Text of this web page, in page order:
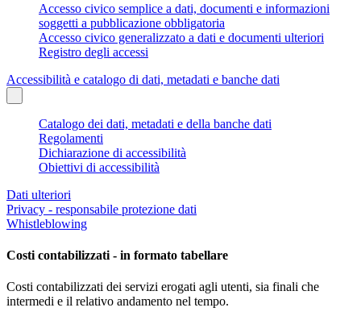
Accesso civico semplice a dati, documenti e informazioni
soggetti a pubblicazione obbligatoria
Accesso civico generalizzato a dati e documenti ulteriori
Registro degli accessi
Accessibilità e catalogo di dati, metadati e banche dati
Catalogo dei dati, metadati e della banche dati
Regolamenti
Dichiarazione di accessibilità
Obiettivi di accessibilità
Dati ulteriori
Privacy - responsabile protezione dati
Whistleblowing
Costi contabilizzati - in formato tabellare
Costi contabilizzati dei servizi erogati agli utenti, sia finali che
intermedi e il relativo andamento nel tempo.